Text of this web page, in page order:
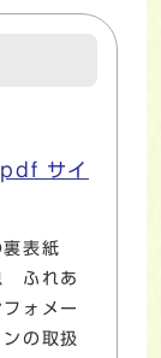
サイ
表紙
ふれあ
ォメー
の取扱